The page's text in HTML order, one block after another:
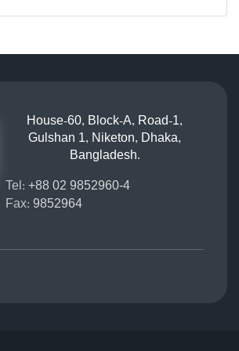
House-60, Block-A, Road-1,
Gulshan 1, Niketon, Dhaka,
Bangladesh.
Tel: +88 02 9852960-4
Fax: 9852964